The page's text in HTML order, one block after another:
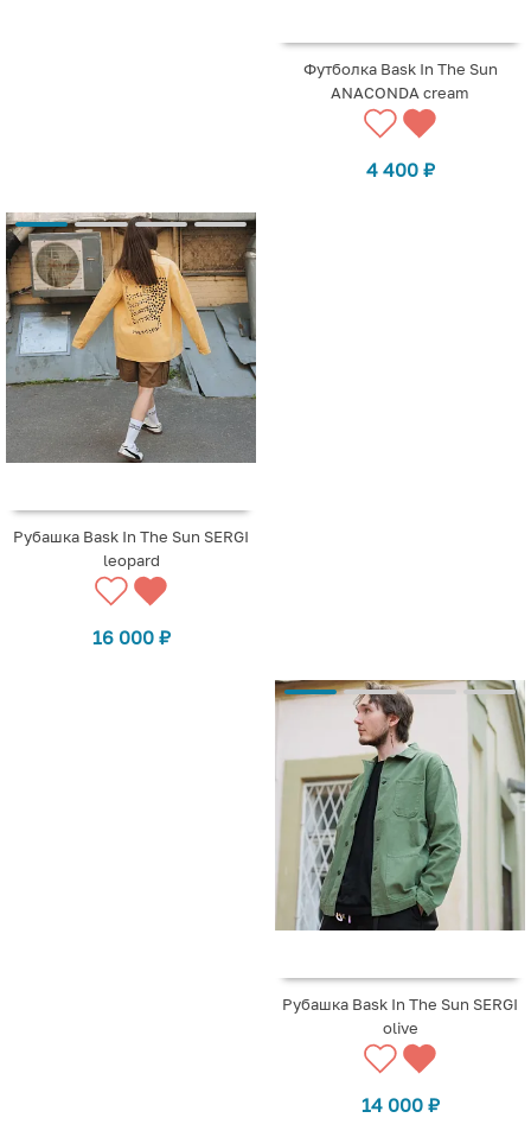
Футболка Bask In The Sun
ANACONDA cream
4 400 ₽
Рубашка Bask In The Sun SERGI
leopard
16 000 ₽
Рубашка Bask In The Sun SERGI
olive
14 000 ₽